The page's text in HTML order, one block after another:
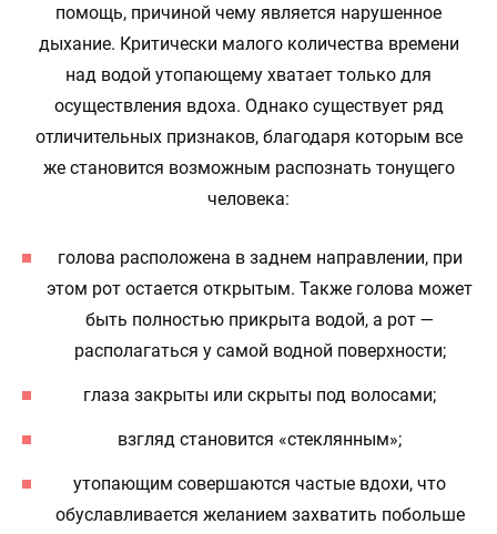
помощь, причиной чему является нарушенное
дыхание. Критически малого количества времени
над водой утопающему хватает только для
осуществления вдоха. Однако существует ряд
отличительных признаков, благодаря которым все
же становится возможным распознать тонущего
человека:
голова расположена в заднем направлении, при
этом рот остается открытым. Также голова может
быть полностью прикрыта водой, а рот —
располагаться у самой водной поверхности;
глаза закрыты или скрыты под волосами;
взгляд становится «стеклянным»;
утопающим совершаются частые вдохи, что
обуславливается желанием захватить побольше